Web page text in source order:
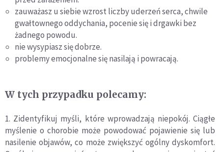
zauważasz u siebie wzrost liczby uderzeń serca, chwile
gwałtownego oddychania, pocenie się i drgawki bez
żadnego powodu.
nie wysypiasz się dobrze.
problemy emocjonalne się nasilają i powracają.
W tych przypadku polecamy:
1. Zidentyfikuj myśli, które wprowadzają niepokój. Ciągłe
myślenie o chorobie może powodować pojawienie się lub
nasilenie objawów, co może zwiększyć ogólny dyskomfort.